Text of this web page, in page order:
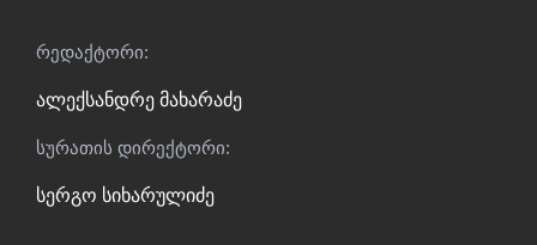
რედაქტორი:
ალექსანდრე მახარაძე
სურათის დირექტორი:
სერგო სიხარულიძე